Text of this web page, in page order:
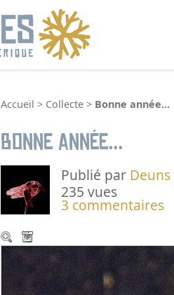
Accueil > Collecte > Bonne année...
Bonne année...
Publié par Deuns
235 vues
3 commentaires